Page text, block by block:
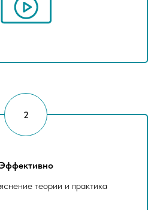
теории и практика